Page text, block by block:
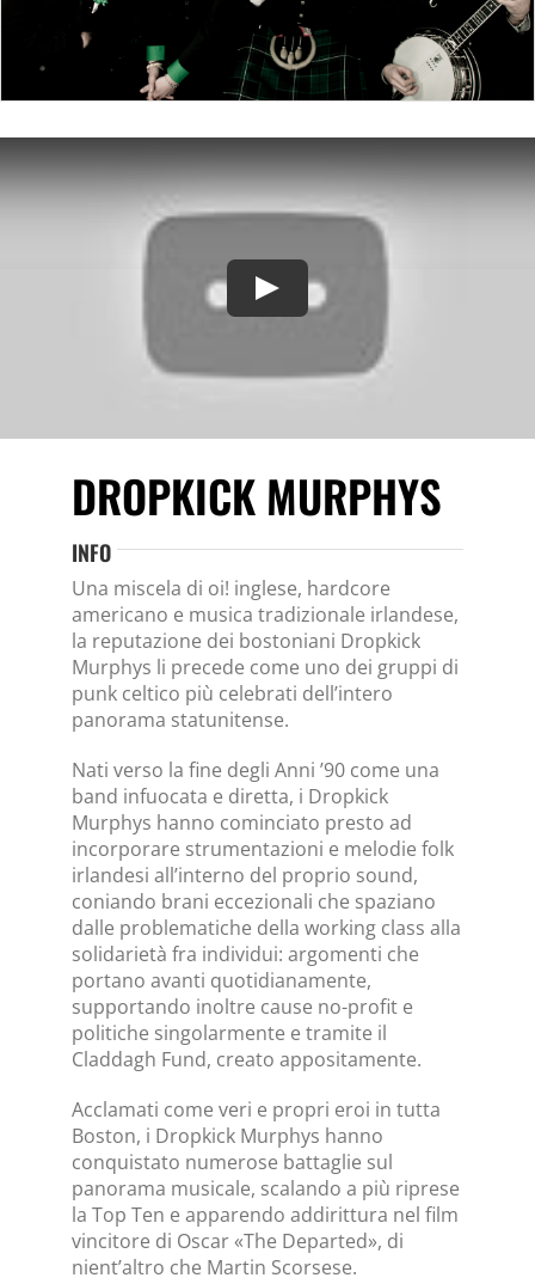
Play
DROPKICK MURPHYS
INFO
Una miscela di oi! inglese, hardcore
americano e musica tradizionale irlandese,
la reputazione dei bostoniani Dropkick
Murphys li precede come uno dei gruppi di
punk celtico più celebrati dell’intero
panorama statunitense.
Nati verso la fine degli Anni ’90 come una
band infuocata e diretta, i Dropkick
Murphys hanno cominciato presto ad
incorporare strumentazioni e melodie folk
irlandesi all’interno del proprio sound,
coniando brani eccezionali che spaziano
dalle problematiche della working class alla
solidarietà fra individui: argomenti che
portano avanti quotidianamente,
supportando inoltre cause no-profit e
politiche singolarmente e tramite il
Claddagh Fund, creato appositamente.
Acclamati come veri e propri eroi in tutta
Boston, i Dropkick Murphys hanno
conquistato numerose battaglie sul
panorama musicale, scalando a più riprese
la Top Ten e apparendo addirittura nel film
vincitore di Oscar «The Departed», di
nient’altro che Martin Scorsese.